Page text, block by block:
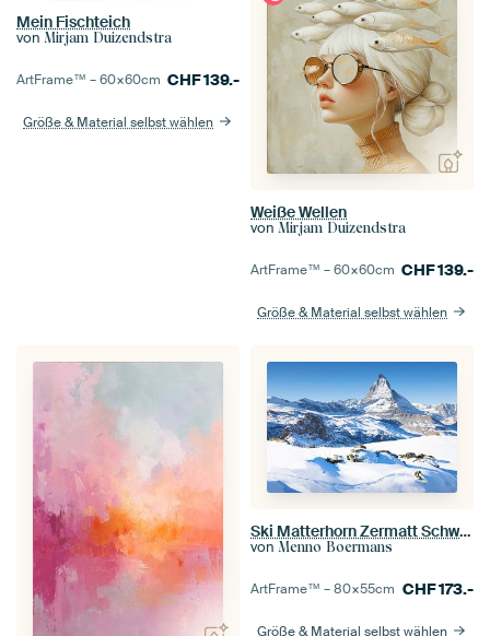
Mein Fischteich
von Mirjam Duizendstra
ArtFrame™ –60×60cm CHF139.-
Größe & Material selbst wählen
Weiße Wellen
von Mirjam Duizendstra
ArtFrame™ –60×60cm CHF139.-
Größe & Material selbst wählen
Ski Matterhorn Zermatt Schweiz
von Menno Boermans
ArtFrame™ –80×55cm CHF173.-
Größe & Material selbst wählen